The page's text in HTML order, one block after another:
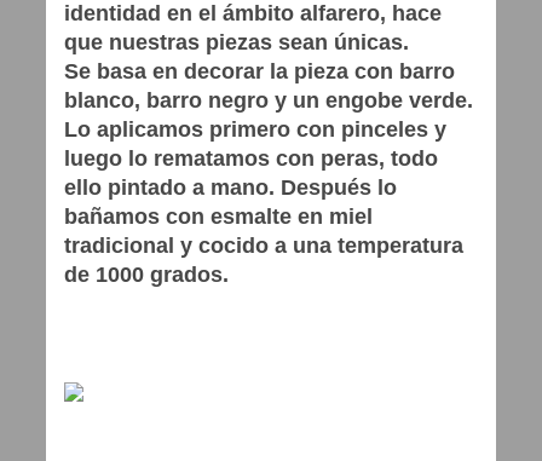
identidad en el ámbito alfarero, hace
que nuestras piezas sean únicas.
Se basa en decorar la pieza con barro
blanco, barro negro y un engobe verde.
Lo aplicamos primero con pinceles y
luego lo rematamos con peras, todo
ello pintado a mano. Después lo
bañamos con esmalte en miel
tradicional y cocido a una temperatura
de 1000 grados.